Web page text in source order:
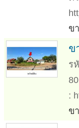
ข
ข
ร
:
ข